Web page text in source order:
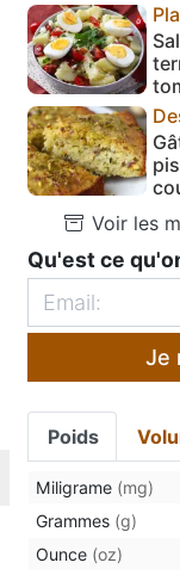
Voir les
Qu'est ce
Je
Poids
Miligrame (mg)
Grammes (g)
Ounce (oz)